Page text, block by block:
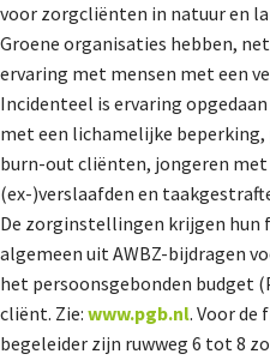
voor zorgcliënten in natuur en
Groene organisaties hebben,
ervaring met mensen met een
Incidenteel is ervaring
met een lichamelijke
burn-out cliënten, jongeren
(ex-)verslaafden en
De zorginstellingen krijgen hun
algemeen uit AWBZ-bijdragen
het persoonsgebonden budget
cliënt. Zie: www.pgb.nl. Voor de
begeleider zijn ruwweg 6 tot 8